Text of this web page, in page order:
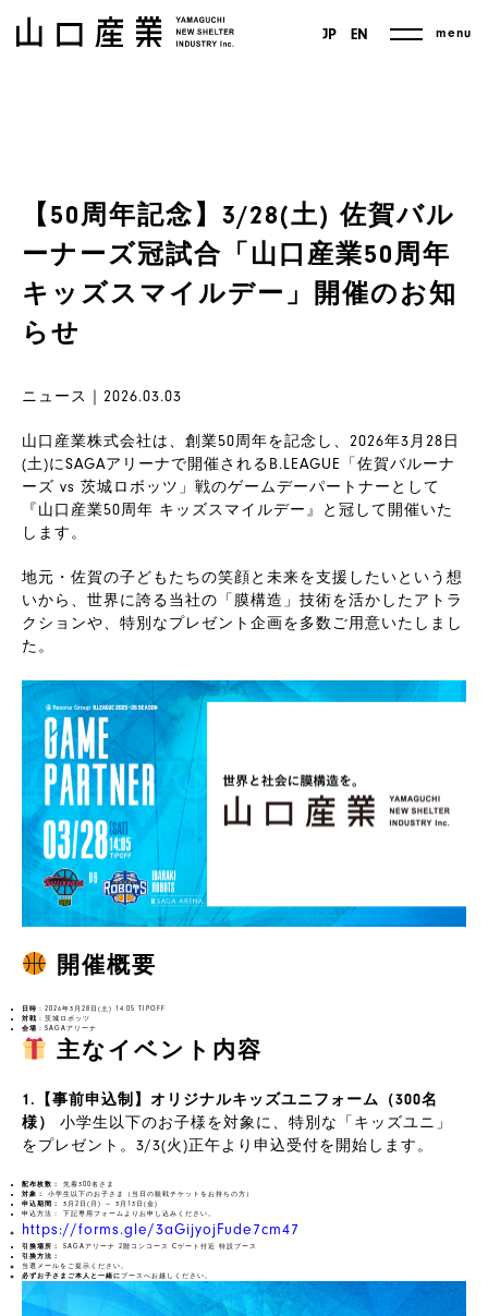
JP EN menu
【50周年記念】3/28(土) 佐賀バル
ーナーズ冠試合「山口産業50周年
キッズスマイルデー」開催のお知
らせ
ニュース｜2026.03.03
山口産業株式会社は、創業50周年を記念し、2026年3月28日
(土)にSAGAアリーナで開催されるB.LEAGUE「佐賀バルーナ
ーズ vs 茨城ロボッツ」戦のゲームデーパートナーとして
『山口産業50周年 キッズスマイルデー』と冠して開催いた
します。
地元・佐賀の子どもたちの笑顔と未来を支援したいという想
いから、世界に誇る当社の「膜構造」技術を活かしたアトラ
クションや、特別なプレゼント企画を多数ご用意いたしまし
た。
開催概要
日時 ：2026年3月28日(土) 14:05 TIPOFF
対戦 ：茨城ロボッツ
会場 ：SAGAアリーナ
主なイベント内容
1.【事前申込制】オリジナルキッズユニフォーム（300名
様）
小学生以下のお子様を対象に、特別な「キッズユニ」
をプレゼント。3/3(火)正午より申込受付を開始します。
配布枚数： 先着300名さま
対象： 小学生以下のお子さま（当日の観戦チケットをお持ちの方）
申込期間：
3月2日(月) ～ 3月13日(金)
申込方法：
下記専用フォームよりお申し込みください。
https://forms.gle/3aGijyojFude7cm47
引換場所： SAGAアリーナ 2階コンコース Cゲート付近 特設ブース
引換方法：
当選メールをご提示ください。
必ずお子さまご本人と一緒にブースへお越しください。